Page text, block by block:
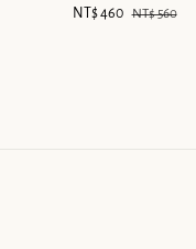
Sale
NT$ 460 Regular
NT$ 560